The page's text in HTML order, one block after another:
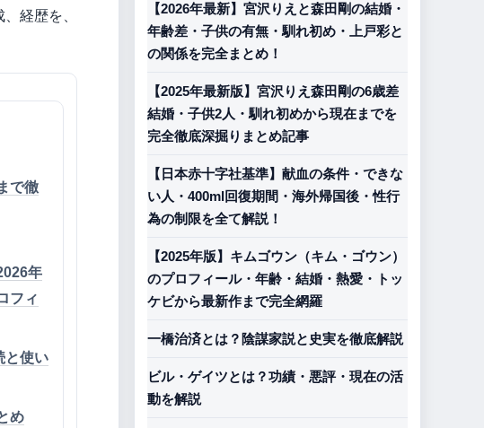
経歴を、
で徹
年
フィ
と使い
め
【2026年最新】宮沢りえと森田剛の結婚・
年齢差・子供の有無・馴れ初め・上戸彩と
の関係を完全まとめ！
【2025年最新版】宮沢りえ森田剛の6歳差
結婚・子供2人・馴れ初めから現在までを
完全徹底深掘りまとめ記事
【日本赤十字社基準】献血の条件・できな
い人・400ml回復期間・海外帰国後・性行
為の制限を全て解説！
【2025年版】キムゴウン（キム・ゴウン）
のプロフィール・年齢・結婚・熱愛・トッ
ケビから最新作まで完全網羅
一橋治済とは？陰謀家説と史実を徹底解説
ビル・ゲイツとは？功績・悪評・現在の活
動を解説